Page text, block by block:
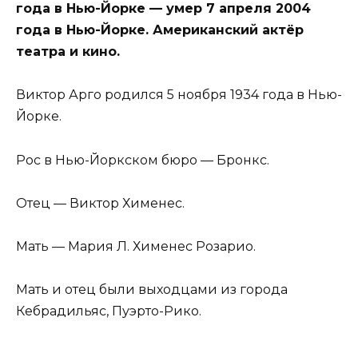
года в Нью-Йорке — умер 7 апреля 2004
года в Нью-Йорке. Американский актёр
театра и кино.
Виктор Арго родился 5 ноября 1934 года в Нью-
Йорке.
Рос в Нью-Йоркском бюро — Бронкс.
Отец — Виктор Хименес.
Мать — Мария Л. Хименес Розарио.
Мать и отец были выходцами из города
Кебрадильяс, Пуэрто-Рико.